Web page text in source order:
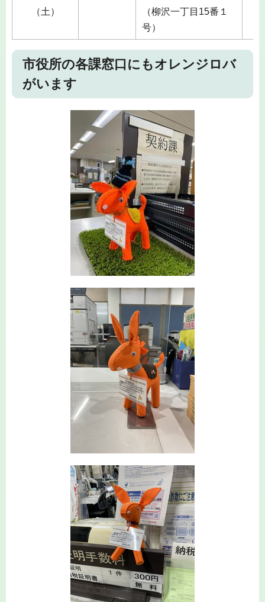
（土）
（柳沢一丁目15番１
号）
市役所の各課窓口にもオレンジロバ
がいます